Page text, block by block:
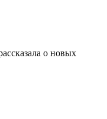
о новых